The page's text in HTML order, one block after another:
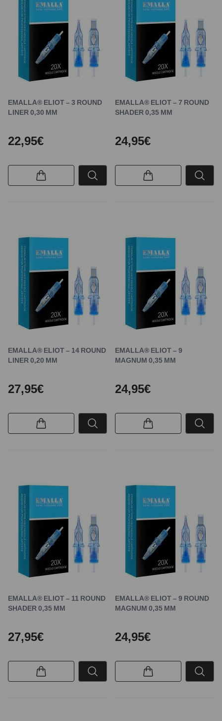
EMALLA® ELIOT – 3 ROUND
LINER 0,30 MM
22,95€
EMALLA® ELIOT – 7 ROUND
SHADER 0,35 MM
24,95€
EMALLA® ELIOT – 14 ROUND
LINER 0,20 MM
27,95€
EMALLA® ELIOT – 9
MAGNUM 0,35 MM
24,95€
EMALLA® ELIOT – 11 ROUND
SHADER 0,35 MM
27,95€
EMALLA® ELIOT – 9 ROUND
MAGNUM 0,35 MM
24,95€